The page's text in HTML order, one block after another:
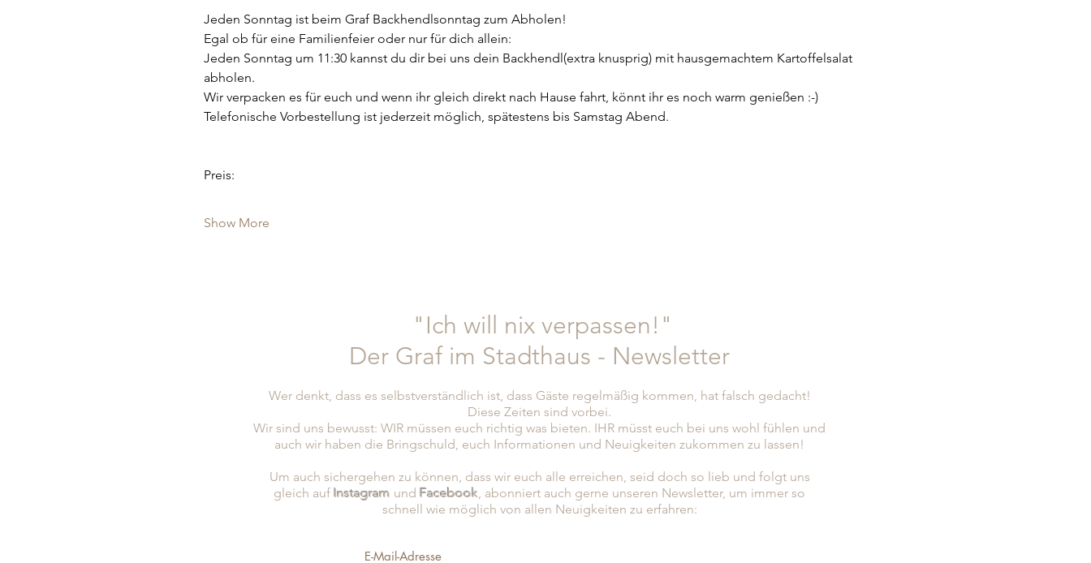
Jeden Sonntag ist beim Graf Backhendlsonntag zum Abholen!
Egal ob für eine Familienfeier oder nur für dich allein:
Jeden Sonntag um 11:30 kannst du dir bei uns dein Backhendl(extra knusprig) mit hausgemachtem Kartoffelsalat
abholen.
Wir verpacken es für euch und wenn ihr gleich direkt nach Hause fahrt, könnt ihr es noch warm genießen :-)
Telefonische Vorbestellung ist jederzeit möglich, spätestens bis Samstag Abend.
Preis:
Show More
"Ich will nix verpassen!"
Der Graf im Stadthaus - Newsletter
Wer denkt, dass es selbstverständlich ist, dass Gäste regelmäßig kommen, hat falsch gedacht!
Diese Zeiten sind vorbei.
Wir sind uns bewusst: WIR müssen euch richtig was bieten. IHR müsst euch bei uns wohl fühlen und
auch wir haben die Bringschuld, euch Informationen und Neuigkeiten zukommen zu lassen!
Um auch sichergehen zu können, dass wir euch alle erreichen, seid doch so lieb und folgt uns
gleich auf Instagram und Facebook , abonniert auch gerne unseren Newsletter, um immer so
schnell wie möglich von allen Neuigkeiten zu erfahren: